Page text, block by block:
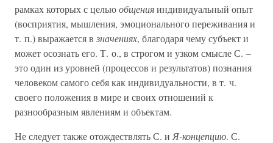
рамках которых с цельюобщенияиндивидуальный опыт
(восприятия, мышления, эмоционального переживания и
т. п.) выражается в значениях, благодаря чему субъект и
может осознать его. Т. о., в строгом и узком смысле С. –
это один из уровней (процессов и результатов) познания
человеком самого себя как индивидуальности, в т. ч.
своего положения в мире и своих отношений к
разнообразным явлениям и объектам.
Не следует также отождествлять С. и Я-концепцию. С.